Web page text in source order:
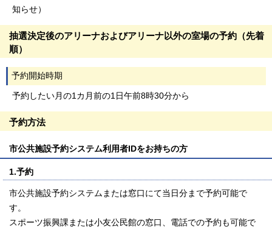
知らせ）
抽選決定後のアリーナおよびアリーナ以外の室場の予約（先着
順）
予約開始時期
予約したい月の1カ月前の1日午前8時30分から
予約方法
市公共施設予約システム利用者IDをお持ちの方
1.予約
市公共施設予約システムまたは窓口にて当日分まで予約可能で
す。
スポーツ振興課または小友公民館の窓口、電話での予約も可能で